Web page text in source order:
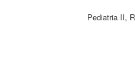
Pediatria II,